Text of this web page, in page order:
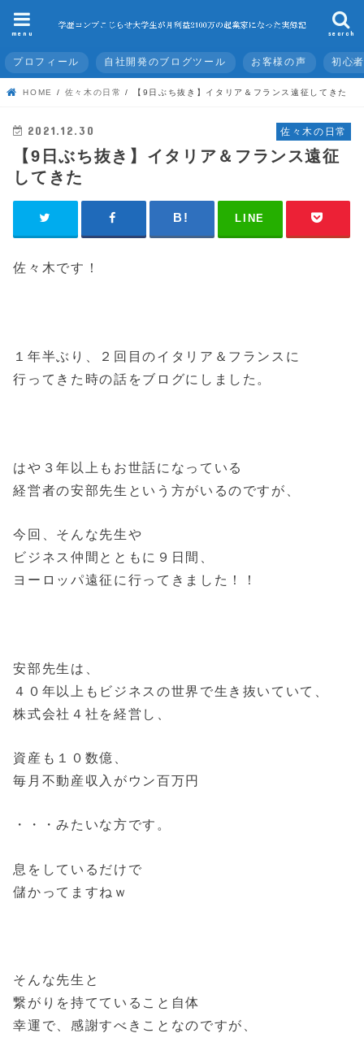
search
menu
プロフィール 自社開発のブログツール お客様の声 初心
HOME 佐々木の日常 【9日ぶち抜き】イタリア＆フランス遠征してきた
佐々木の日常
2021.12.30
【9日ぶち抜き】イタリア＆フランス遠征
してきた
LINE
佐々木です！
１年半ぶり、２回目のイタリア＆フランスに
行ってきた時の話をブログにしました。
はや３年以上もお世話になっている
経営者の安部先生という方がいるのですが、
今回、そんな先生や
ビジネス仲間とともに９日間、
ヨーロッパ遠征に行ってきました！！
安部先生は、
４０年以上もビジネスの世界で生き抜いていて、
株式会社４社を経営し、
資産も１０数億、
毎月不動産収入がウン百万円
・・・みたいな方です。
息をしているだけで
儲かってますねｗ
そんな先生と
繋がりを持てていること自体
幸運で、感謝すべきことなのですが、